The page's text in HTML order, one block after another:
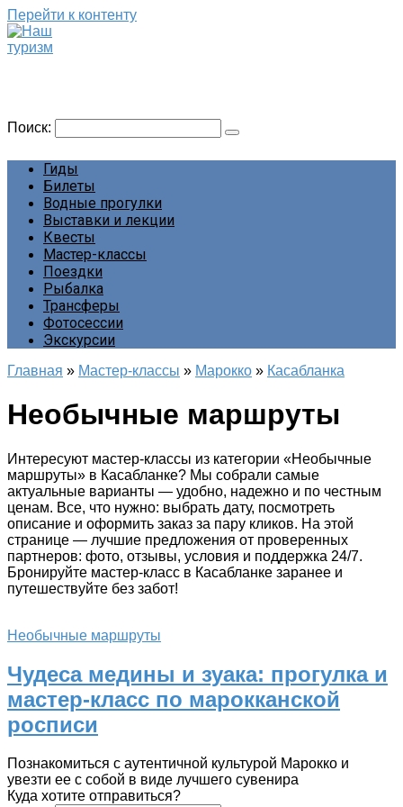
Перейти к контенту
Поиск:
Гиды
Билеты
Водные прогулки
Выставки и лекции
Квесты
Мастер-классы
Поездки
Рыбалка
Трансферы
Фотосессии
Экскурсии
Главная » Мастер-классы » Марокко » Касабланка
Необычные маршруты
Интересуют мастер-классы из категории «Необычные
маршруты» в Касабланке? Мы собрали самые
актуальные варианты — удобно, надежно и по честным
ценам. Все, что нужно: выбрать дату, посмотреть
описание и оформить заказ за пару кликов. На этой
странице — лучшие предложения от проверенных
партнеров: фото, отзывы, условия и поддержка 24/7.
Бронируйте мастер-класс в Касабланке заранее и
путешествуйте без забот!
Необычные маршруты
Чудеса медины и зуака: прогулка и
мастер-класс по марокканской
росписи
Познакомиться с аутентичной культурой Марокко и
увезти ее с собой в виде лучшего сувенира
Куда хотите отправиться?